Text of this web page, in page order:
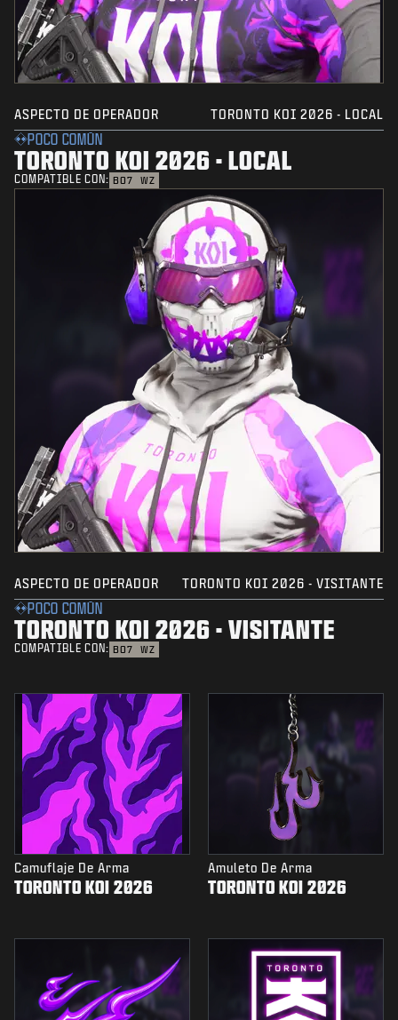
ASPECTO DE OPERADOR TORONTO KOI 2026 - LOCAL
POCO COMÚN
TORONTO KOI 2026 - LOCAL
COMPATIBLE CON: BO7 WZ
ASPECTO DE OPERADOR TORONTO KOI 2026 - VISITANTE
POCO COMÚN
TORONTO KOI 2026 - VISITANTE
COMPATIBLE CON: BO7 WZ
Camuflaje De Arma
TORONTO KOI 2026
Amuleto De Arma
TORONTO KOI 2026